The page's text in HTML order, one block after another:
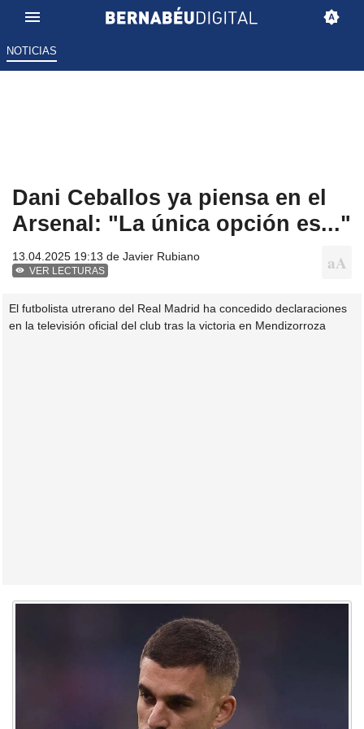
NOTICIAS
Dani Ceballos ya piensa en el
Arsenal: "La única opción es..."
13.04.2025 19:13 de Javier Rubiano
VER LECTURAS
El futbolista utrerano del Real Madrid ha concedido declaraciones
en la televisión oficial del club tras la victoria en Mendizorroza